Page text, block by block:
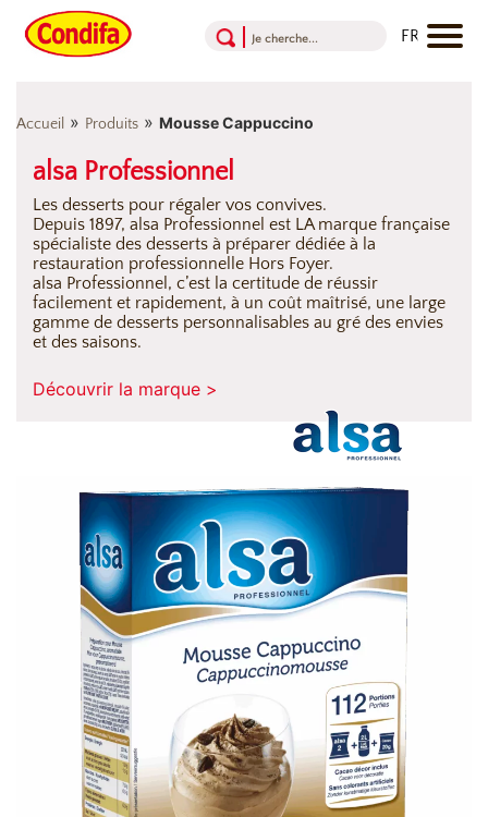
Accueil » Produits » Mousse Cappuccino
alsa Professionnel
Les desserts pour régaler vos convives.
Depuis 1897, alsa Professionnel est LA marque française
spécialiste des desserts à préparer dédiée à la
restauration professionnelle Hors Foyer.
alsa Professionnel, c’est la certitude de réussir
facilement et rapidement, à un coût maîtrisé, une large
gamme de desserts personnalisables au gré des envies
et des saisons.
Découvrir la marque >